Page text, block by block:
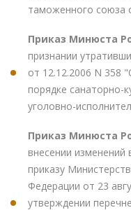
таможенного союза
Приказ Минюста
признании
от 12.12.2006 N 358
порядке санаторно-
уголовно-
Приказ Минюста
внесении
приказу
Федерации от 23
утверждении